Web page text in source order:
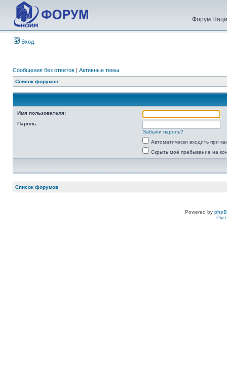
Форум
Вход
Сообщения без ответов | Активные темы
Список форумов
Имя пользователя:
Пароль:
Забыли пароль?
Автоматически входить при
Скрыть моё пребывание на
Список форумов
Powered by